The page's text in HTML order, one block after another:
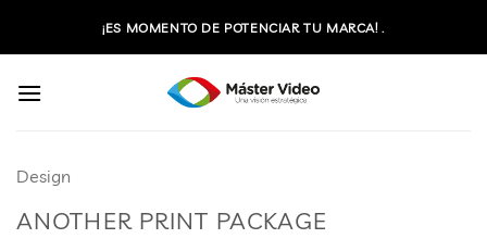
¡ES MOMENTO DE POTENCIAR TU MARCA! .
Design
ANOTHER PRINT PACKAGE